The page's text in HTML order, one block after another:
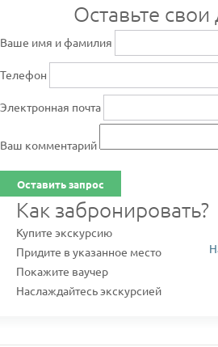
Оставьте
Ваше имя и фамилия
Телефон
Электронная почта
Ваш комментарий
Оставить запрос
Как забронировать?
Купите экскурсию
Придите в указанное место
Покажите ваучер
Наслаждайтесь экскурсией